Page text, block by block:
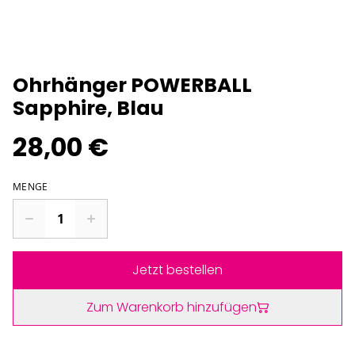
Ohrhänger POWERBALL
Sapphire, Blau
28,00 €
MENGE
Jetzt bestellen
Zum Warenkorb hinzufügen